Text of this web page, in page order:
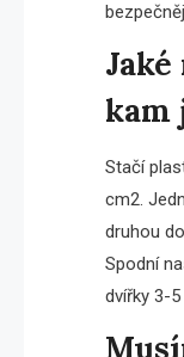
kam
Stačí
cm2.
druhou
Spodní
dvířky 3-